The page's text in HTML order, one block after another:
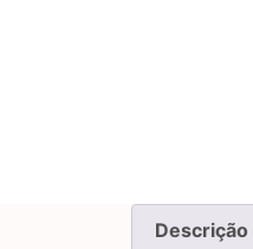
Descrição